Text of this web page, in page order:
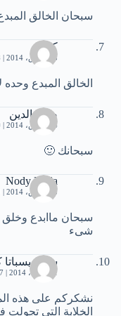
سبحان الخالق
كوكو
23 مارس، 2014 | 3:58 م
الخالق المبدع
ضياء الدين
24 مارس، 2014 | 3:10 م
سبحانك 🙂
Nody Nada
25 مارس، 2014 | 11:31 م
سبحان ماابدع
شىء
سويز يسباتا
21 أبريل، 2014 | 11:37 ص
نشكركم على هذه
الخلابة التي تجولت